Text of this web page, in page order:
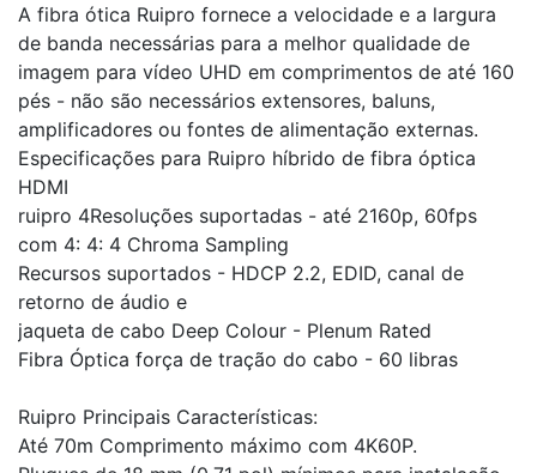
A fibra ótica Ruipro fornece a velocidade e a largura
de banda necessárias para a melhor qualidade de
imagem para vídeo UHD em comprimentos de até 160
pés - não são necessários extensores, baluns,
amplificadores ou fontes de alimentação externas.
Especificações para Ruipro híbrido de fibra óptica
HDMI
ruipro 4Resoluções suportadas - até 2160p, 60fps
com 4: 4: 4 Chroma Sampling
Recursos suportados - HDCP 2.2, EDID, canal de
retorno de áudio e
jaqueta de cabo Deep Colour - Plenum Rated
Fibra Óptica força de tração do cabo - 60 libras
Ruipro Principais Características:
Até 70m Comprimento máximo com 4K60P.